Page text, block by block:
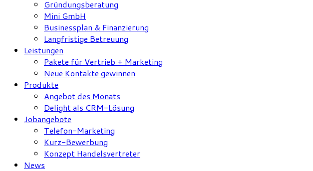
Gründungsberatung
Mini GmbH
Businessplan & Finanzierung
Langfristige Betreuung
Leistungen
Pakete für Vertrieb + Marketing
Neue Kontakte gewinnen
Produkte
Angebot des Monats
Delight als CRM-Lösung
Jobangebote
Telefon-Marketing
Kurz-Bewerbung
Konzept Handelsvertreter
News